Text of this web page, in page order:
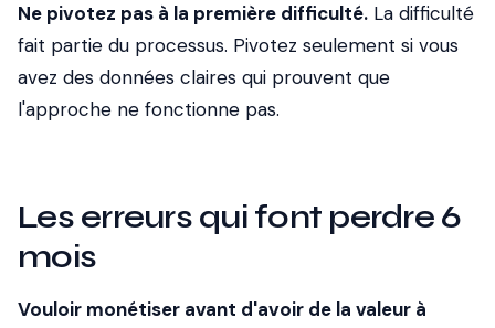
Ne pivotez pas à la première difficulté. La difficulté
fait partie du processus. Pivotez seulement si vous
avez des données claires qui prouvent que
l'approche ne fonctionne pas.
Les erreurs qui font perdre 6
mois
Vouloir monétiser avant d'avoir de la valeur à